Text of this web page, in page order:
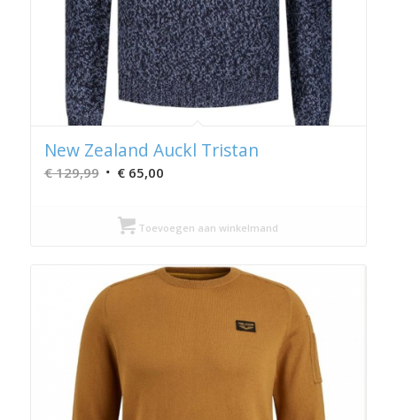
New Zealand Auckl Tristan
€129,99 Oorspronkelijke
was:
€ 129,99.
€65,00Huidige
€ 65,00.
Toevoegen aan winkelmand